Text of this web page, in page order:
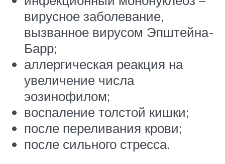
вирусное заболевание,
вызванное вирусом Эпштейна-
Барр;
аллергическая реакция на
увеличение числа
эозинофилом;
воспаление толстой кишки;
после переливания крови;
после сильного стресса.